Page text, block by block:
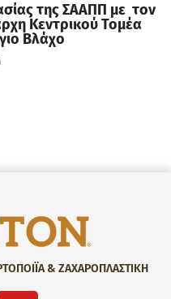
της ΣΑΑΠΠ με τον
Κεντρικού Τομέα
Βλάχο
& ΖΑΧΑΡΟΠΛΑΣΤΙΚΗ